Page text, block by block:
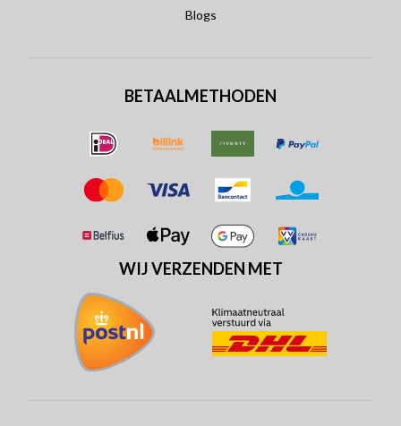
Blogs
BETAALMETHODEN
WIJ VERZENDEN MET